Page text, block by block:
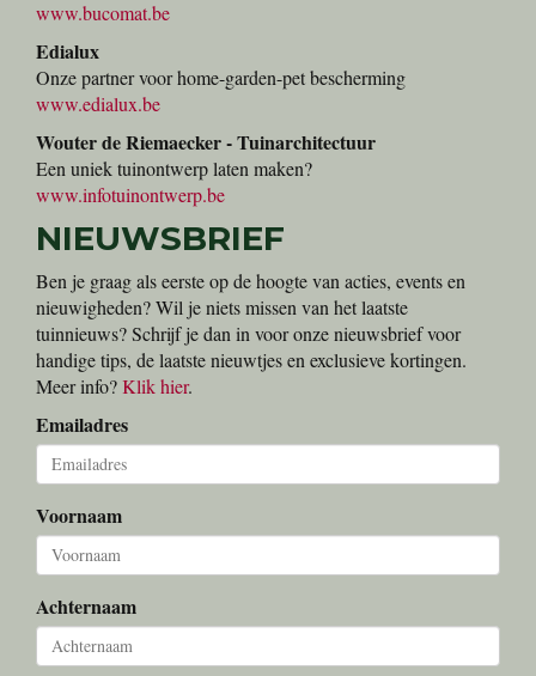
www.bucomat.be
Edialux
Onze partner voor home-garden-pet bescherming
www.edialux.be
Wouter de Riemaecker - Tuinarchitectuur
Een uniek tuinontwerp laten maken?
www.infotuinontwerp.be
NIEUWSBRIEF
Ben je graag als eerste op de hoogte van acties, events en
nieuwigheden? Wil je niets missen van het laatste
tuinnieuws? Schrijf je dan in voor onze nieuwsbrief voor
handige tips, de laatste nieuwtjes en exclusieve kortingen.
Meer info?Klik hier.
Emailadres
Voornaam
Achternaam